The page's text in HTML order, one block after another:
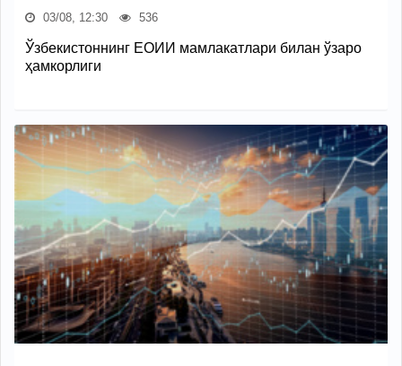
03/08, 12:30 536
Ўзбекистоннинг ЕОИИ мамлакатлари билан ўзаро
ҳамкорлиги